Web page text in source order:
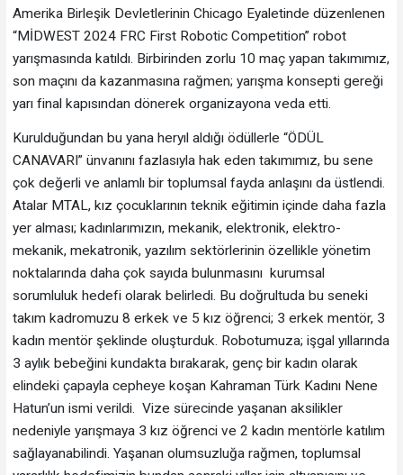
Amerika Birleşik Devletlerinin Chicago Eyaletinde düzenlenen
“MİDWEST 2024 FRC First Robotic Competition” robot
yarışmasında katıldı. Birbirinden zorlu 10 maç yapan takımımız,
son maçını da kazanmasına rağmen; yarışma konsepti gereği
yarı final kapısından dönerek organizayona veda etti.
Kurulduğundan bu yana heryıl aldığı ödüllerle “ÖDÜL
CANAVARI” ünvanını fazlasıyla hak eden takımımız, bu sene
çok değerli ve anlamlı bir toplumsal fayda anlaşını da üstlendi.
Atalar MTAL, kız çocuklarının teknik eğitimin içinde daha fazla
yer alması; kadınlarımızın, mekanik, elektronik, elektro-
mekanik, mekatronik, yazılım sektörlerinin özellikle yönetim
noktalarında daha çok sayıda bulunmasını kurumsal
sorumluluk hedefi olarak belirledi. Bu doğrultuda bu seneki
takım kadromuzu 8 erkek ve 5 kız öğrenci; 3 erkek mentör, 3
kadın mentör şeklinde oluşturduk. Robotumuza; işgal yıllarında
3 aylık bebeğini kundakta bırakarak, genç bir kadın olarak
elindeki çapayla cepheye koşan Kahraman Türk Kadını Nene
Hatun’un ismi verildi. Vize sürecinde yaşanan aksilikler
nedeniyle yarışmaya 3 kız öğrenci ve 2 kadın mentörle katılım
sağlayanabilindi. Yaşanan olumsuzluğa rağmen, toplumsal